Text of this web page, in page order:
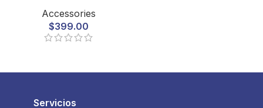
Accessories
$399.00
Servicios